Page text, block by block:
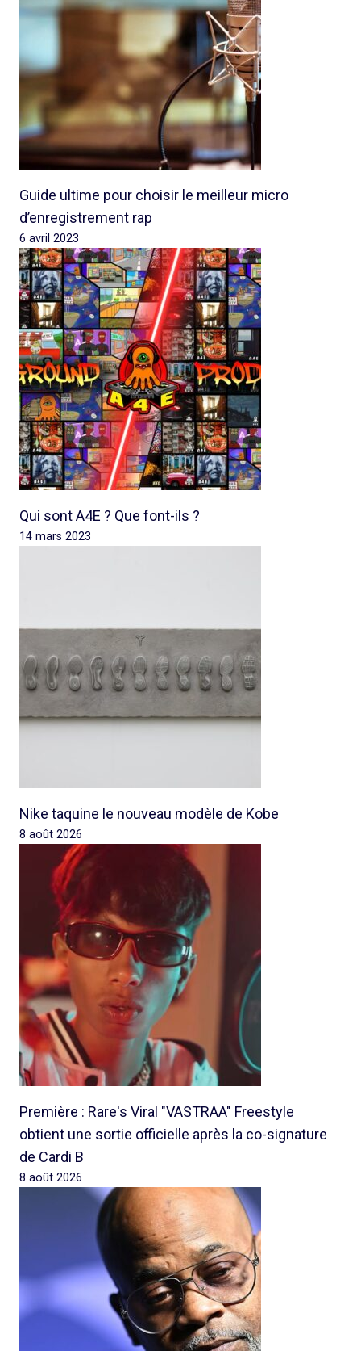
Guide ultime pour choisir le meilleur micro
d’enregistrement rap
6 avril 2023
Qui sont A4E ? Que font-ils ?
14 mars 2023
Nike taquine le nouveau modèle de Kobe
8 août 2026
Première : Rare's Viral "VASTRAA" Freestyle
obtient une sortie officielle après la co-signature
de Cardi B
8 août 2026